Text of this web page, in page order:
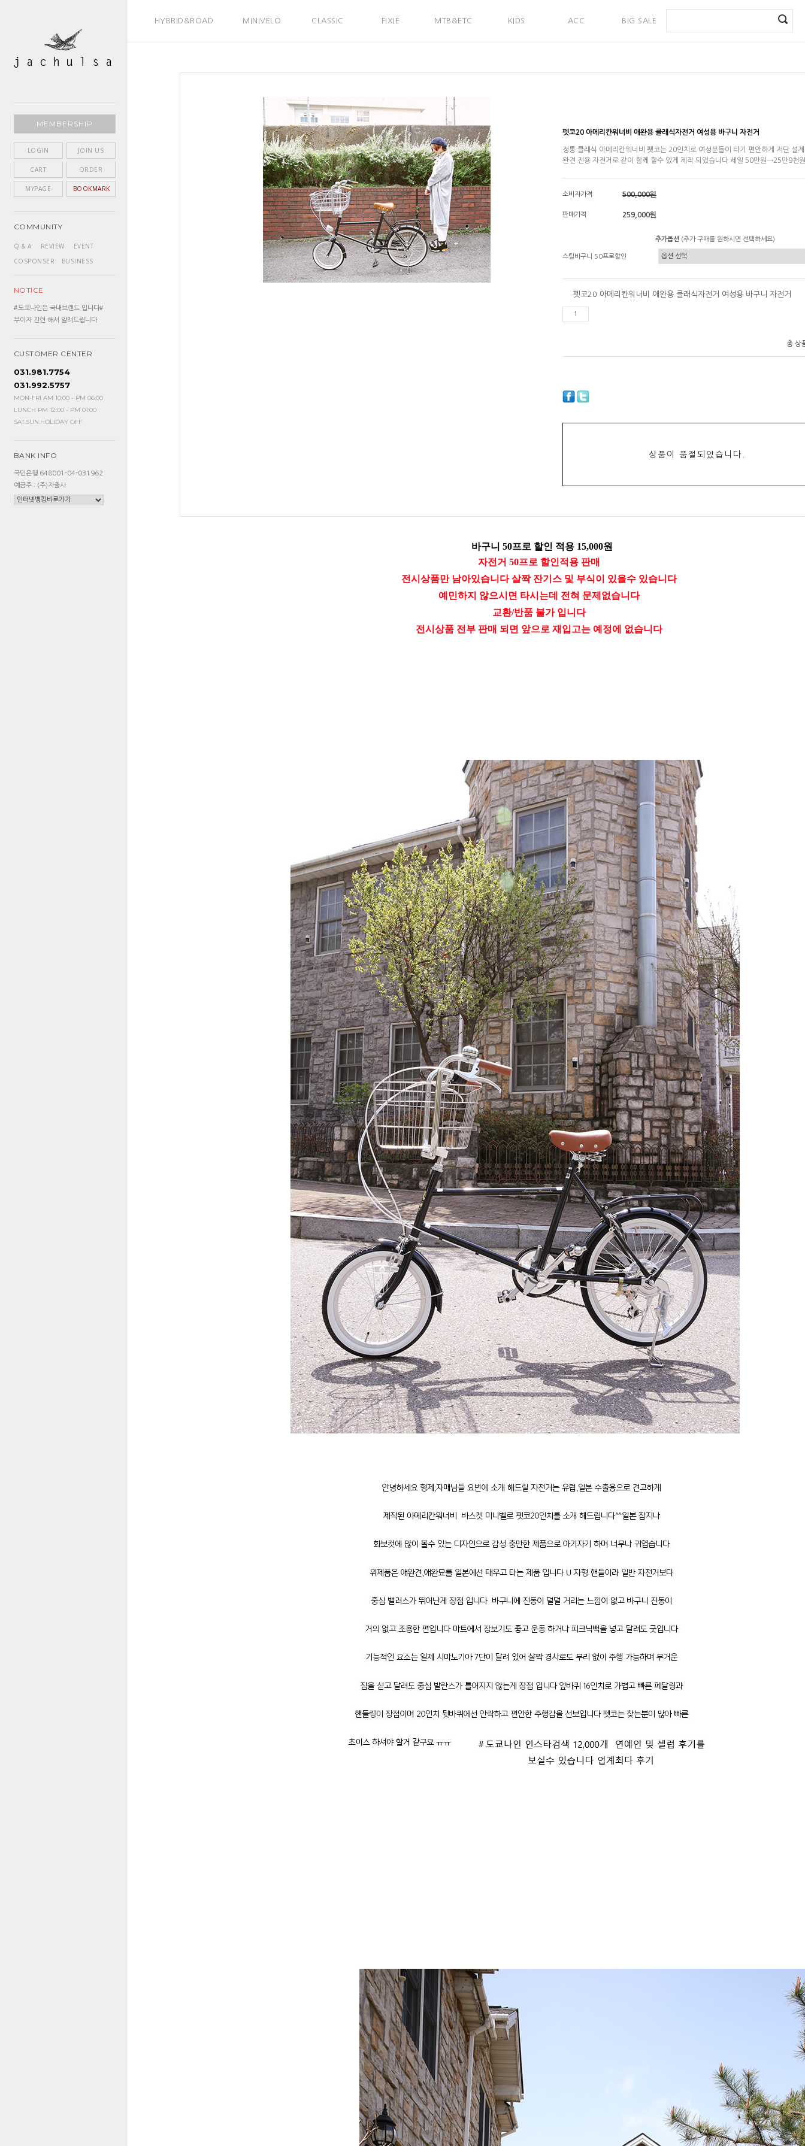
HYBRID&ROAD MINIVELO CLASSIC FIXIE MTB&ETC KIDS ACC BIG SALE
MEMBERSHIP
LOGIN JOIN US
CART ORDER
MYPAGE BOOKMARK
COMMUNITY
Q & A REVIEW
EVENT
COSPONSER
BUSINESS
NOTICE
#도쿄나인은 국내브랜드 입니다#
무이자 관련 해서 알려드립니다
CUSTOMER CENTER
031.981.7754
031.992.5757
MON-FRI AM 10:00 - PM 06:00
LUNCH PM 12:00 - PM 01:00
SAT.SUN.HOLIDAY OFF
BANK INFO
국민은행 648001-04-031962
예금주 : (주)자출사
펫코20 아메리칸워너비 애완용 클래식자전거 여성용 바구니 자전거
정통 클래식 아메리칸워너비 펫코는 20인치로 여성분들이 타기 편안하게 저단 설
완견 전용 자전거로 같이 함께 할수 있게 제작 되었습니다 세일 50만원→25만9천원
소비자가격 500,000원
판매가격 259,000원
추가옵션 (추가 구매를 원하시면 선택하세요)
스틸바구니 50프로할인
펫코20 아메리칸워너비 애완용 클래식자전거 여성용 바구니 자전거
총 상
상품이 품절되었습니다.
바구니 50프로 할인 적용 15,000원
자전거 50프로 할인적용 판매
전시상품만 남아있습니다 살짝 잔기스 및 부식이 있을수 있습니다
예민하지 않으시면 타시는데 전혀 문제없습니다
교환/반품 불가 입니다
전시상품 전부 판매 되면 앞으로 재입고는 예정에 없습니다